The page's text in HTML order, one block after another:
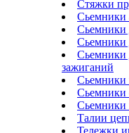
Стяжки
Сьемники
Сьемники
Сьемники
Сьемники
зажиганий
Сьемники
Сьемники
Сьемники
Талии
Тележки